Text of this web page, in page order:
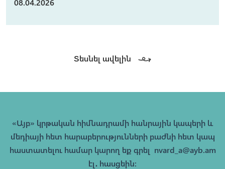
Տեսնել ավելին
«Այբ» կրթական հիմնադրամի հանրային կապերի և
մեդիայի հետ հարաբերությունների բաժնի հետ կապ
հաստատելու համար կարող եք գրել nvard_a@ayb.am
էլ․ հասցեին։